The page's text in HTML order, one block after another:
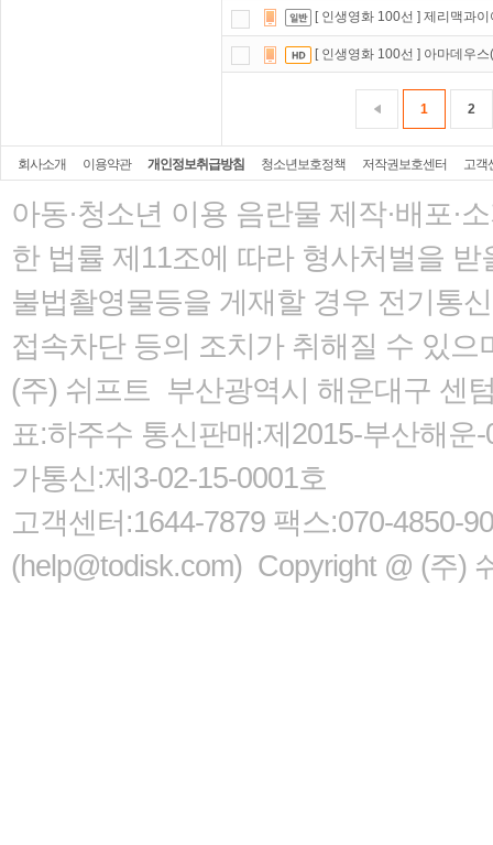
[ 인생영화 100선 ] 제리맥과
[ 인생영화 100선 ] 아마데우
1 2
회사소개 이용약관 개인정보취급방침 청소년보호정책 저작권보호센터 고객
아동·청소년 이용 음란물 제작·배포·
한 법률 제11조에 따라 형사처벌을 받
불법촬영물등을 게재할 경우 전기통
접속차단 등의 조치가 취해질 수 있으
(주) 쉬프트 부산광역시 해운대구 센
표:하주수 통신판매:제2015-부산해
가통신:제3-02-15-0001호
고객센터:1644-7879 팩스:070-4850-
(help@todisk.com) Copyright @ (주)